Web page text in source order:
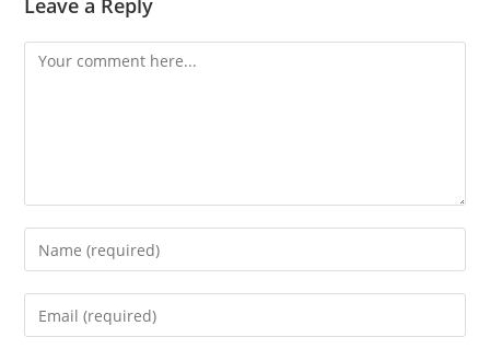
Leave a Reply
Comment
Enter
your
name
Enter
your